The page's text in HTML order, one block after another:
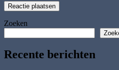
Zoeken
Recente berichten